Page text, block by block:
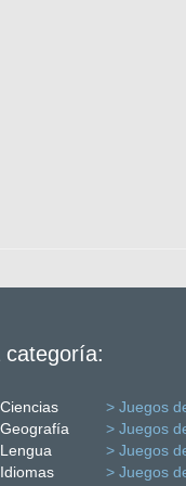
categoría:
Ciencias > Juegos
Geografía > Juegos
Lengua > Juegos
Idiomas > Juegos